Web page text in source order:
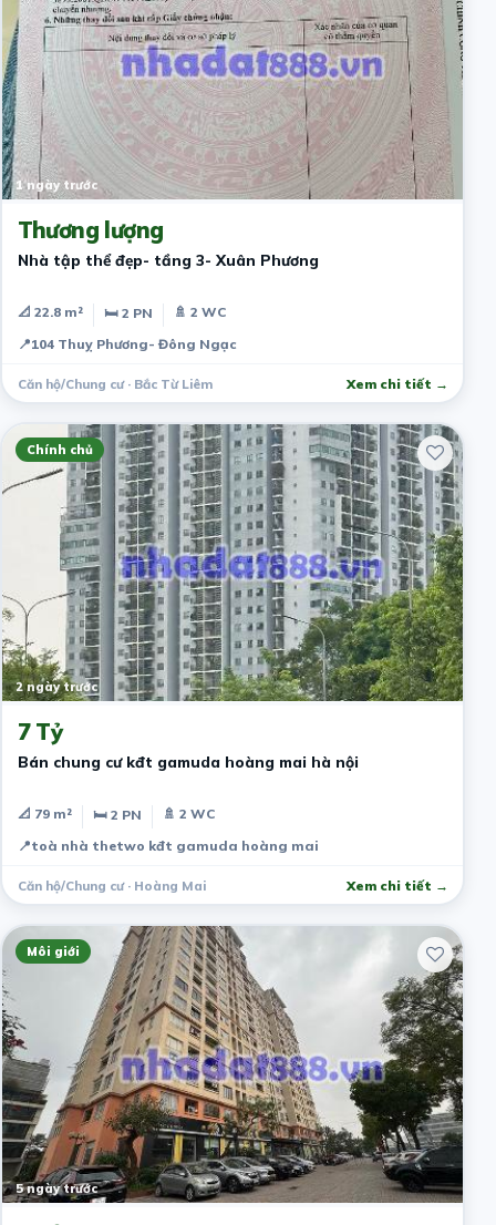
1 ngày trước
Thương lượng
Nhà tập thể đẹp- tầng 3- Xuân Phương
📐 22.8 m² 🛏 2 PN
🚿 2 WC
📍104 Thuỵ Phương- Đông Ngạc
Căn hộ/Chung cư · Bắc Từ Liêm Xem chi tiết →
Chính chủ
2 ngày trước
7 Tỷ
Bán chung cư kđt gamuda hoàng mai hà nội
📐 79 m² 🛏 2 PN
🚿 2 WC
📍toà nhà thetwo kđt gamuda hoàng mai
Căn hộ/Chung cư · Hoàng Mai Xem chi tiết →
Môi giới
5 ngày trước